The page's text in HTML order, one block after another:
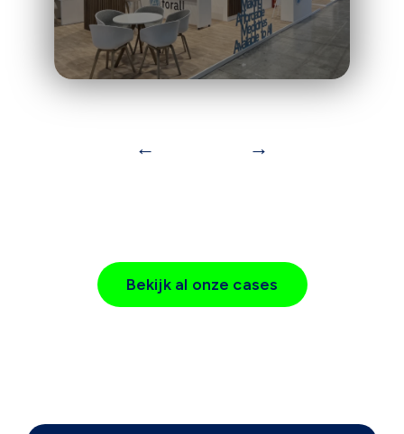
← →
Bekijk al onze cases